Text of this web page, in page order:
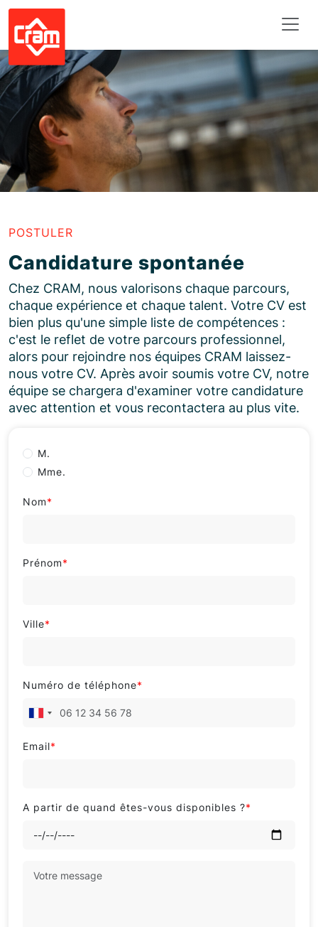
POSTULER
Candidature spontanée
Chez CRAM, nous valorisons chaque parcours,
chaque expérience et chaque talent. Votre CV est
bien plus qu'une simple liste de compétences :
c'est le reflet de votre parcours professionnel,
alors pour rejoindre nos équipes CRAM laissez-
nous votre CV. Après avoir soumis votre CV, notre
équipe se chargera d'examiner votre candidature
avec attention et vous recontactera au plus vite.
M.
Mme.
Nom*
Prénom*
Ville*
Numéro de téléphone*
Email*
A partir de quand êtes-vous disponibles ?*
Panneau de gestion des cookies